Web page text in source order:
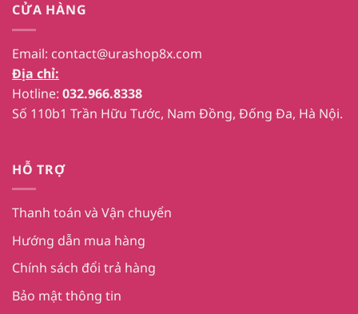
CỬA HÀNG
Email: contact@urashop8x.com
Địa chỉ:
Hotline: 032.966.8338
Số 110b1 Trần Hữu Tước, Nam Đồng, Đống Đa, Hà Nội.
HỖ TRỢ
Thanh toán và Vận chuyển
Hướng dẫn mua hàng
Chính sách đổi trả hàng
Bảo mật thông tin